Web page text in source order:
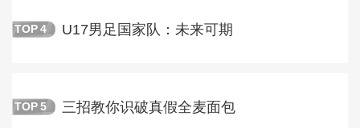
TOP 4 U17男足国家队：未来可期
TOP 5 三招教你识破真假全麦面包